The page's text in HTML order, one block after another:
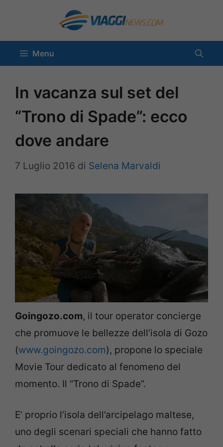
contenuto
Menu
In vacanza sul set del
“Trono di Spade”: ecco
dove andare
7 Luglio 2016 di Selena Marvaldi
Goingozo.com, il tour operator concierge
che promuove le bellezze dell’isola di Gozo
(www.goingozo.com), propone lo speciale
Movie Tour dedicato al fenomeno del
momento. Il “Trono di Spade”.
E’ proprio l’isola dell’arcipelago maltese,
uno degli scenari speciali che hanno fatto